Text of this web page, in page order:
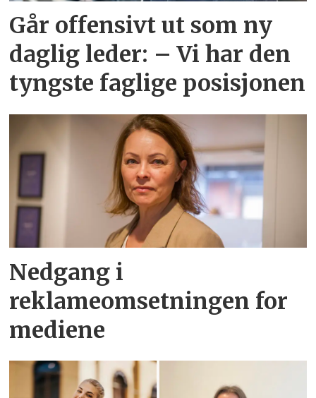
Går offensivt ut som ny
daglig leder: – Vi har den
tyngste faglige posisjonen
Nedgang i
reklameomsetningen for
mediene